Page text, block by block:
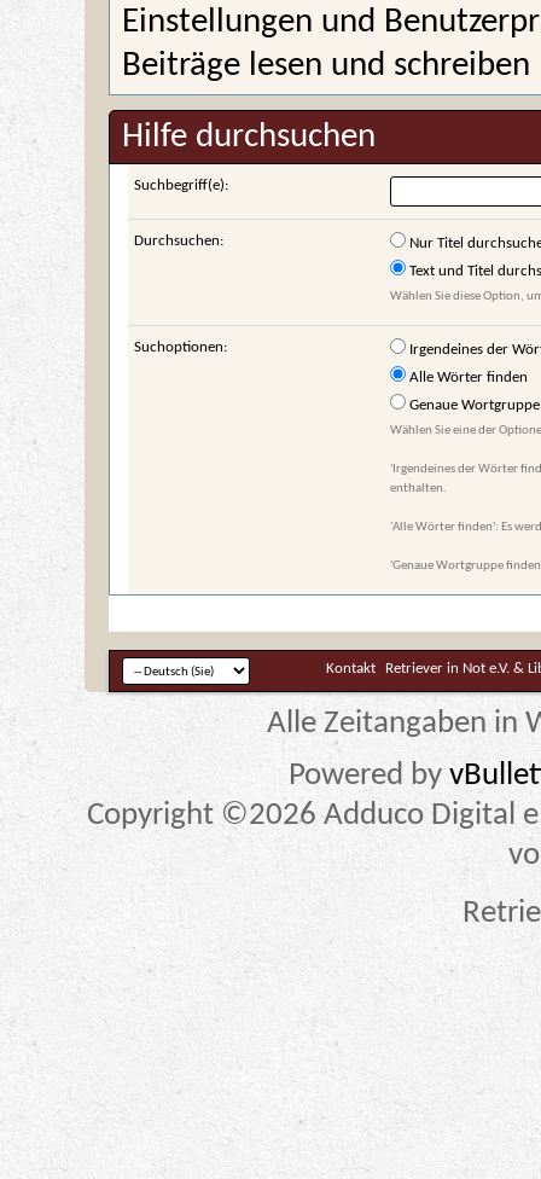
Einstellungen und
Beiträge lesen und schreiben
Hilfe durchsuchen
Suchbegriff(e):
Durchsuchen:
Nur Titel
Text und Titel
Wählen Sie diese Option,
Suchoptionen:
Irgendeines der
Alle Wörter finden
Genaue
Wählen Sie eine der
'Irgendeines der Wörter
enthalten.
'Alle Wörter finden': Es
'Genaue Wortgruppe
Kontakt Retriever in Not e.V. &
Alle Zeitangaben in
Powered by
Copyright ©2026 Adduco Digital